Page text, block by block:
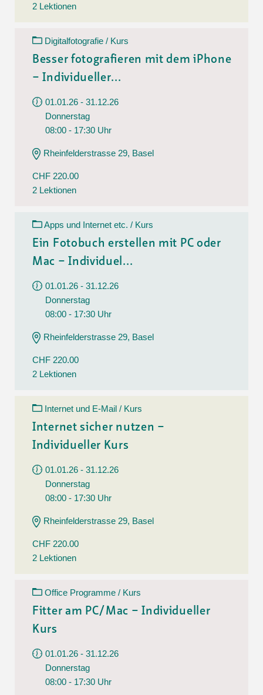
2 Lektionen
Digitalfotografie / Kurs
Besser fotografieren mit dem iPhone
– Individueller...
01.01.26 - 31.12.26
Donnerstag
08:00 - 17:30 Uhr
Rheinfelderstrasse 29, Basel
CHF 220.00
2 Lektionen
Apps und Internet etc. / Kurs
Ein Fotobuch erstellen mit PC oder
Mac – Individuel...
01.01.26 - 31.12.26
Donnerstag
08:00 - 17:30 Uhr
Rheinfelderstrasse 29, Basel
CHF 220.00
2 Lektionen
Internet und E-Mail / Kurs
Internet sicher nutzen –
Individueller Kurs
01.01.26 - 31.12.26
Donnerstag
08:00 - 17:30 Uhr
Rheinfelderstrasse 29, Basel
CHF 220.00
2 Lektionen
Office Programme / Kurs
Fitter am PC/Mac – Individueller
Kurs
01.01.26 - 31.12.26
Donnerstag
08:00 - 17:30 Uhr